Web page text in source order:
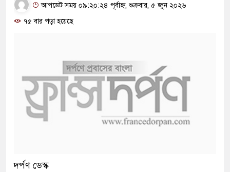
আপডেট সময় ০৯:২০:২৪ পূর্বাহ্ন, শুক্রবার, ৫ জুন ২০২৬
৭৫ বার পড়া হয়েছে
দর্পণ ডেস্ক